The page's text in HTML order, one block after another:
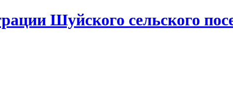
Шуйского сельского